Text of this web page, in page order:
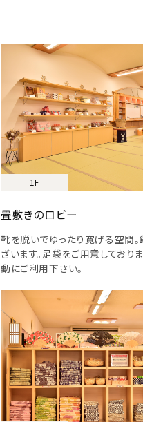
畳敷きのロビー
靴を脱いでゆったり寛げる空間
ざいます。足袋をご用意しており
動にご利用下さい。
1F